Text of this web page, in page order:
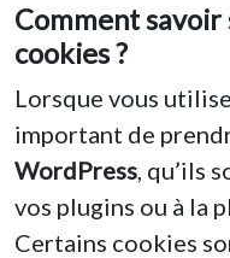
Comment savoir
cookies ?
Lorsque vous
important de
WordPress , qu’ils
vos plugins ou à la
Certains cookies